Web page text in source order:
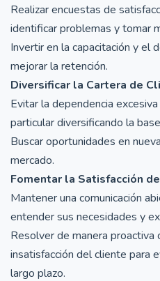
Realizar encuestas de
identificar problemas y tomar
Invertir en la capacitación y el
mejorar la retención.
Diversificar la Cartera de
Evitar la dependencia
particular diversificando la
Buscar oportunidades en
mercado.
Fomentar la Satisfacción
Mantener una comunicación
entender sus necesidades y
Resolver de manera proactiva
insatisfacción del cliente para
largo plazo.